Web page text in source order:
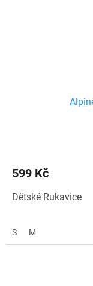
599 Kč
Dětské Rukavice
S M